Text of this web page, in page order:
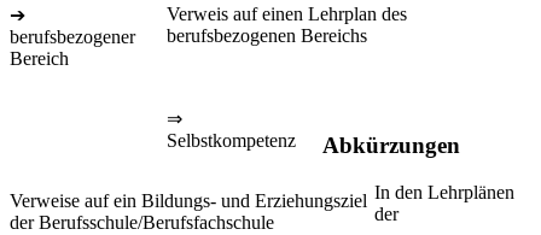
➔
berufsbezogener
Bereich
Verweis auf einen Lehrplan des
berufsbezogenen Bereichs
⇒
Selbstkompetenz
Verweise auf ein Bildungs- und Erziehungsziel
der Berufsschule/Berufsfachschule
Abkürzungen
In den Lehrplänen
der